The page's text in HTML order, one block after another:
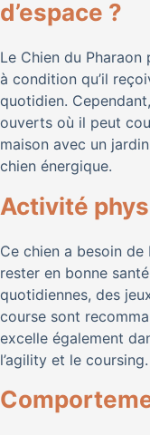
d’espace ?
Le Chien du Pharaon
à condition qu’il
quotidien.
ouverts où il peut
maison avec un
chien énergique.
Activité
Ce chien a besoin de
rester en bonne
quotidiennes, des
course sont
excelle également
l’agility et le coursing.